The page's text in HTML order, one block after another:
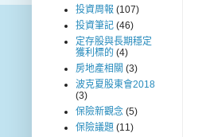
投資周報 (107)
投資筆記 (46)
定存股與長期穩定
獲利標的 (4)
房地產相關 (3)
波克夏股東會2018
(3)
保險新觀念 (5)
保險議題 (11)